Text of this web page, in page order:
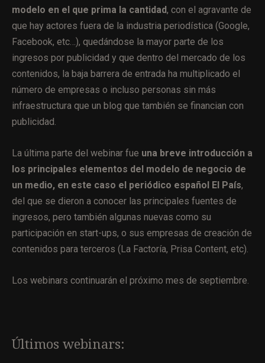
modelo en el que prima la cantidad, con el agravante de
que hay actores fuera de la industria periodística (Google,
Facebook, etc…), quedándose la mayor parte de los
ingresos por publicidad y que dentro del mercado de los
contenidos, la baja barrera de entrada ha multiplicado el
número de empresas o incluso personas sin más
infraestructura que un blog que también se financian con
publicidad.
La última parte del webinar fue una breve introducción a
los principales elementos del modelo de negocio de
un medio, en este caso el periódico español El País,
del que se dieron a conocer las principales fuentes de
ingresos, pero también algunas nuevas como su
participación en start-ups, o sus empresas de creación de
contenidos para terceros (La Factoría, Prisa Content, etc).
Los webinars continuarán el próximo mes de septiembre.
Últimos webinars: